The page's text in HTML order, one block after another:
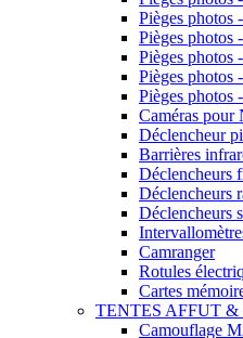
Pièges
Pièges photos
Pièges photos
Pièges
Pièges photos
Caméras
Déclencheur
Barrières
Déclencheurs
Déclencheurs
Déclencheurs
Camranger
Rotules
Cartes
TENTES AFFUT
Camouflage